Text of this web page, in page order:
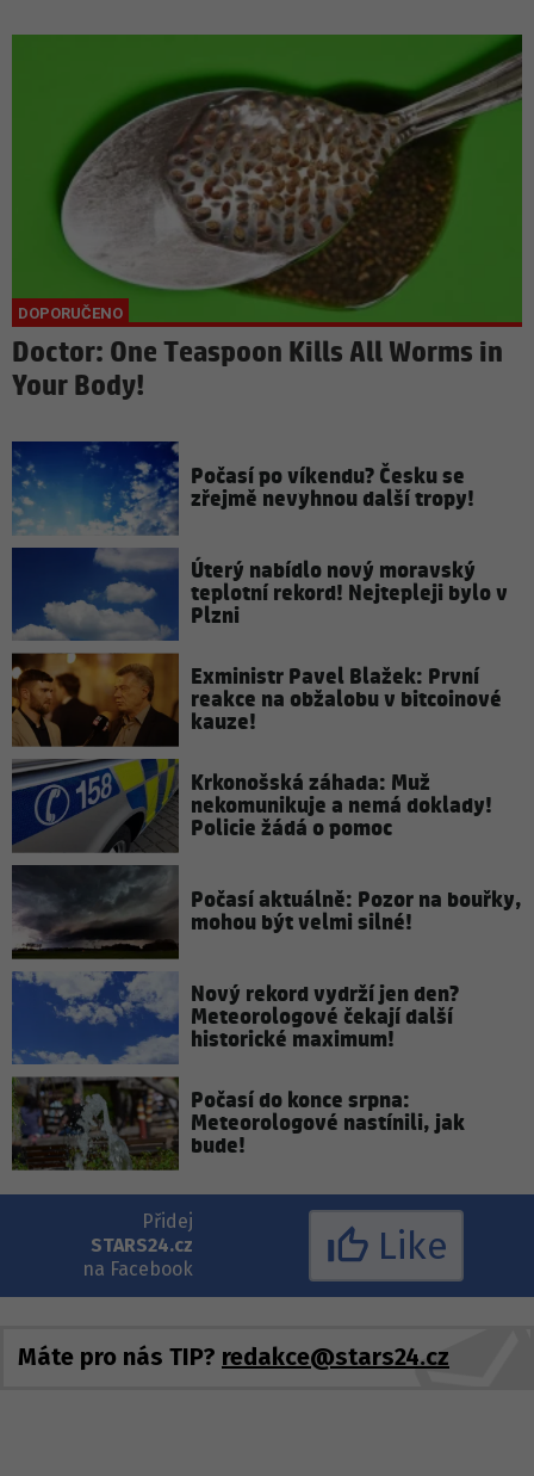
Doctor: One Teaspoon Kills All Worms in
Your Body!
Počasí po víkendu? Česku se
zřejmě nevyhnou další tropy!
Úterý nabídlo nový moravský
teplotní rekord! Nejtepleji bylo v
Plzni
Exministr Pavel Blažek: První
reakce na obžalobu v bitcoinové
kauze!
Krkonošská záhada: Muž
nekomunikuje a nemá doklady!
Policie žádá o pomoc
Počasí aktuálně: Pozor na bouřky,
mohou být velmi silné!
Nový rekord vydrží jen den?
Meteorologové čekají další
historické maximum!
Počasí do konce srpna:
Meteorologové nastínili, jak
bude!
Přidej
STARS24.cz
na Facebook
Like
Máte pro nás TIP? redakce@stars24.cz